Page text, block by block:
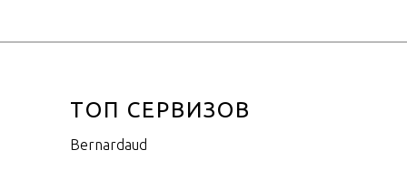
ТОП СЕРВИЗОВ
Bernardaud